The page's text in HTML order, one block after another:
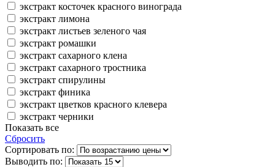
экстракт косточек красного винограда
экстракт лимона
экстракт листьев зеленого чая
экстракт ромашки
экстракт сахарного клена
экстракт сахарного тростника
экстракт спирулины
экстракт финика
экстракт цветков красного клевера
экстракт черники
Показать все
Сбросить
Сортировать по:
Выводить по: